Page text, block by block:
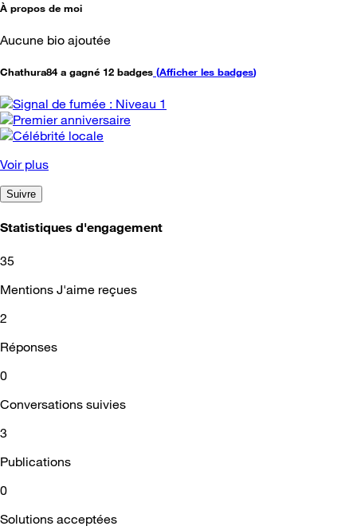
À propos de moi
Aucune bio ajoutée
Chathura84 a gagné 12 badges (Afficher les badges)
Voir plus
Suivre
Statistiques d'engagement
35
Mentions J'aime reçues
2
Réponses
0
Conversations suivies
3
Publications
0
Solutions acceptées